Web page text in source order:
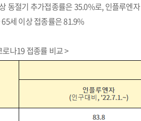
동절기 추가접종률은 35.0%로, 인플루엔
세 이상 접종률은 81.9%
나19 접종률 비교 >